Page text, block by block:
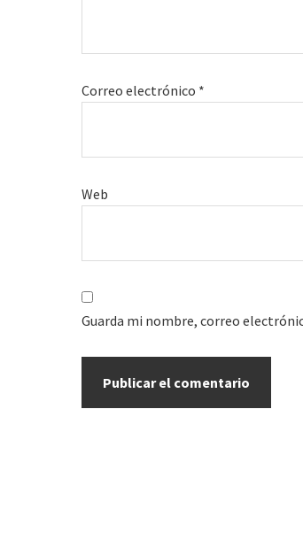
Correo electrónico *
Web
Guarda mi nombre, correo